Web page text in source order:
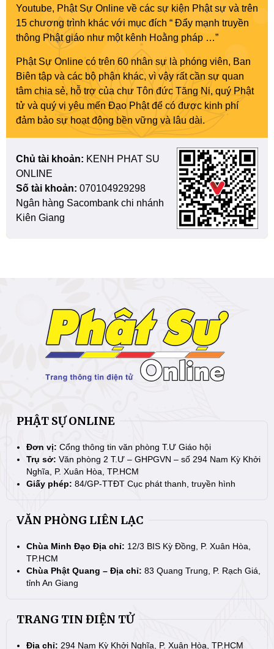
Youtube, Phật Sự Online về các sự kiện Phật sự và trên
15 chương trình khác với mục đích “ Đẩy mạnh truyền
thông Phật giáo như một kênh Hoằng pháp …”
Phật Sự Online có trên 60 nhân sự là phóng viên, Ban
Biên tập và các bộ phận khác, vì vậy rất cần sự quan
tâm chia sẻ, hỗ trợ của chư Tôn đức Tăng Ni, quý Phật
tử và quý vị yêu mến Đạo Phật để có được kinh phí
đảm bảo sự hoạt động bền vững và lâu dài.
Chủ tài khoản: KENH PHAT SU
ONLINE
Số tài khoản: 070104929298
Ngân hàng Sacombank chi nhánh
Kiên Giang
PHẬT SỰ ONLINE
Đơn vị: Cổng thông tin văn phòng T.Ư Giáo hội
Trụ sở: Văn phòng 2 T.Ư – GHPGVN – số 294 Nam Kỳ Khởi
Nghĩa, P. Xuân Hòa, TP.HCM
Giấy phép: 84/GP-TTĐT Cục phát thanh, truyền hình
VĂN PHÒNG LIÊN LẠC
Chùa Minh Đạo Địa chỉ: 12/3 BIS Kỳ Đồng, P. Xuân Hòa,
TP.HCM
Chùa Phật Quang – Địa chỉ: 83 Quang Trung, P. Rạch Giá,
tỉnh An Giang
TRANG TIN ĐIỆN TỬ
Địa chỉ: 294 Nam Kỳ Khởi Nghĩa, P. Xuân Hòa, TP.HCM